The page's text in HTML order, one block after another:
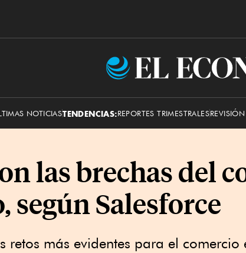
El
NOTICIASTENDENCIAS:REPORTES TRIMESTRALES
las brechas del
según Salesforce
retos más evidentes para el comercio